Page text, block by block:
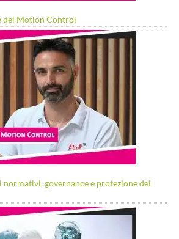
del Motion Control
normativi, governance e protezione dei